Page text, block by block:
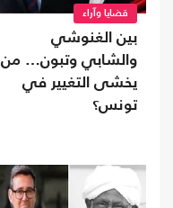
قضايا وآراء
بين الغنوشي
والشابي وتبون… من
يخشى التغيير في
تونس؟